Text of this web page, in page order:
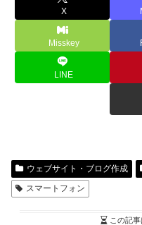
X
Misskey
LINE
ウェブサイト・ブログ作成
スマートフォン
この記事